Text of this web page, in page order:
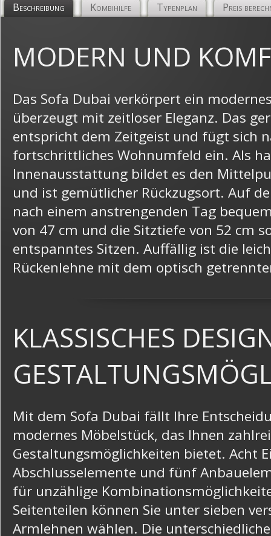
Beschreibung Kombihilfe Typenplan Preis
MODERN UND
Das Sofa Dubai verkörpert ein
überzeugt mit zeitloser Eleganz. Das
entspricht dem Zeitgeist und fügt sich
fortschrittliches Wohnumfeld ein. Als
Innenausstattung bildet es den
und ist gemütlicher Rückzugsort. Auf
nach einem anstrengenden Tag
von 47 cm und die Sitztiefe von 52 cm
entspanntes Sitzen. Auffällig ist die
Rückenlehne mit dem optisch
KLASSISCHES
Mit dem Sofa Dubai fällt Ihre
modernes Möbelstück, das Ihnen
Gestaltungsmöglichkeiten bietet. Acht
Abschlusselemente und fünf
für unzählige
Seitenteilen können Sie unter sieben
Armlehnen wählen. Die